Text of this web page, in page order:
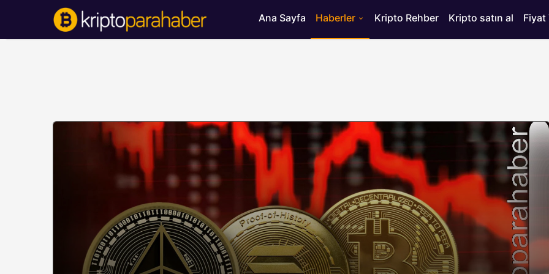
Ana Sayfa Haberler Kripto Rehber Kripto satın al Fiyat
BITCOIN HABERLERI HABERLER